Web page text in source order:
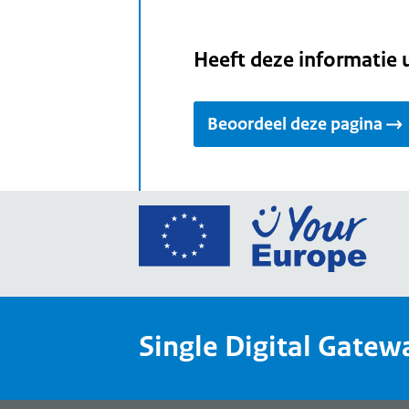
Heeft deze informatie
Beoordeel deze pagina
Ga
Your
een
Single Digital